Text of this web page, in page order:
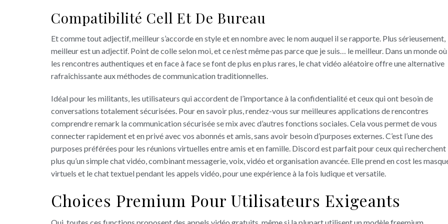
Compatibilité Cell Et De Bureau
Et comme tout adjectif, meilleur s’accorde en style et en nombre avec le nom auquel il se rapporte. Plus sérieusement,
meilleur est un adjectif. Point de colle selon moi, et ce n’est même pas parce que je suis… le meilleur. Dans un monde où
les rencontres authentiques et en face à face se font de plus en plus rares, le chat vidéo aléatoire offre une alternative
rafraîchissante aux méthodes de communication traditionnelles.
Idéal pour les militants, les utilisateurs qui accordent de l’importance à la confidentialité et ceux qui ont besoin de
conversations totalement sécurisées. Pour en savoir plus, rendez-vous sur meilleures applications de rencontres
comprendre remark la communication sécurisée se mix avec d’autres fonctions sociales. Cela vous permet de vous
connecter rapidement et en privé avec vos abonnés et amis, sans avoir besoin d’purposes externes. C’est l’une des
purposes préférées pour les réunions virtuelles entre amis et en famille. Discord est parfait pour ceux qui recherchent
plus qu’un simple chat vidéo, combinant messagerie, voix, vidéo et organisation avancée. Elle prend en cost les
virtuels et le chat textuel pendant les appels vidéo, pour une expérience à la fois ludique et versatile.
Choices Premium Pour Utilisateurs Exigeants
Oui, toutes ces functions proposent des appels vidéo gratuits, même si la plupart utilisent un modèle freemium.